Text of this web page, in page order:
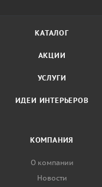
КАТАЛОГ
АКЦИИ
УСЛУГИ
ИДЕИ ИНТЕРЬЕРОВ
КОМПАНИЯ
О компании
Новости